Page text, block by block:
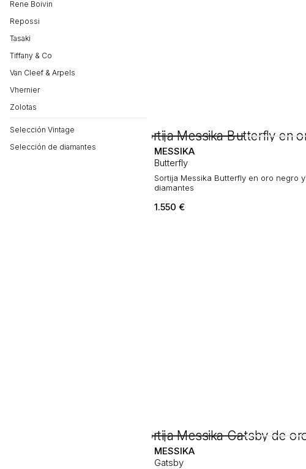
Rene Boivin
Repossi
Tasaki
Tiffany & Co
Van Cleef & Arpels
Vhernier
Zolotas
Selección Vintage
Selección de diamantes
MESSIKA
Butterfly
Sortija Messika Butterfly en oro negro y
diamantes
1.550 €
MESSIKA
Gatsby